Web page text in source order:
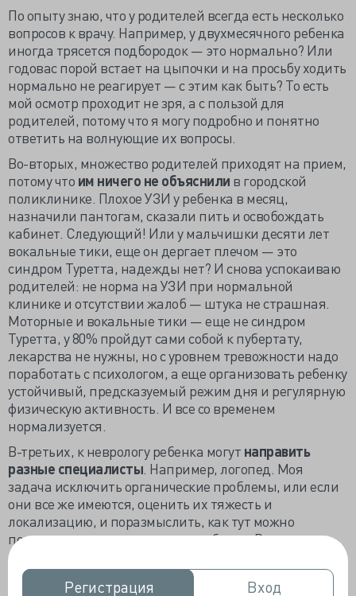
Регистрация
Регистрация Вход
Вход
По опыту знаю, что у родителей всегда есть несколько
вопросов к врачу. Например, у двухмесячного ребенка
иногда трясется подбородок — это нормально? Или
годовас порой встает на цыпочки и на просьбу ходить
нормально не реагирует — с этим как быть? То есть
мой осмотр проходит не зря, а с пользой для
родителей, потому что я могу подробно и понятно
ответить на волнующие их вопросы.
Во-вторых, множество родителей приходят на прием,
потому что им ничего не объяснили в городской
поликлинике. Плохое УЗИ у ребенка в месяц,
назначили пантогам, сказали пить и освобождать
кабинет. Следующий! Или у мальчишки десяти лет
вокальные тики, еще он дергает плечом — это
синдром Туретта, надежды нет? И снова успокаиваю
родителей: не норма на УЗИ при нормальной
клинике и отсутствии жалоб — штука не страшная.
Моторные и вокальные тики — еще не синдром
Туретта, у 80% пройдут сами собой к пубертату,
лекарства не нужны, но с уровнем тревожности надо
поработать с психологом, а еще организовать ребенку
устойчивый, предсказуемый режим дня и регулярную
физическую активность. И все со временем
нормализуется.
В-третьих, к неврологу ребенка могут направить
разные специалисты . Например, логопед. Моя
задача исключить органические проблемы, или если
они все же имеются, оценить их тяжесть и
локализацию, и поразмыслить, как тут можно
поддержать нервную систему ребенка. В
большинстве случаев нарушение развития речи
имеет наследственную природу или является
спорадической мутацией генома, которая дала такое